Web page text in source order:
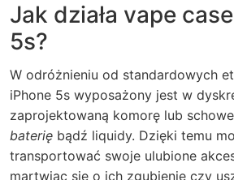
Jak działa vape
5s?
W odróżnieniu od standardowych
iPhone 5s wyposażony jest w
zaprojektowaną komorę lub
baterię bądź liquidy. Dzięki temu
transportować swoje ulubione
martwiąc się o ich zgubienie czy